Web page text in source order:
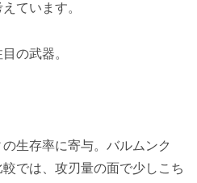
ています。
の武器。
生存率に寄与。 バルムンク
較では、攻刃量の面で少しこち